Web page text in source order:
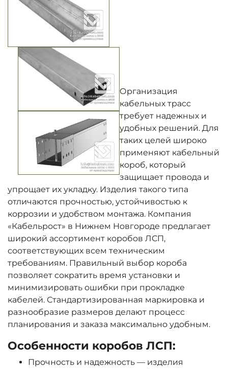
Организация
кабельных трасс
требует надежных и
удобных решений. Для
таких целей широко
применяют кабельный
короб, который
защищает провода и
упрощает их укладку. Изделия такого типа
отличаются прочностью, устойчивостью к
коррозии и удобством монтажа. Компания
«Кабельрост» в Нижнем Новгороде предлагает
широкий ассортимент коробов ЛСП,
соответствующих всем техническим
требованиям. Правильный выбор короба
позволяет сократить время установки и
минимизировать ошибки при прокладке
кабелей. Стандартизированная маркировка и
разнообразие размеров делают процесс
планирования и заказа максимально удобным.
Особенности коробов ЛСП:
Прочность и надежность — изделия